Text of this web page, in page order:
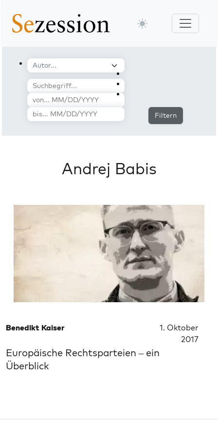
Filtern
Andrej Babis
Benedikt Kaiser
1. Oktober
2017
Europäische Rechtsparteien – ein
Überblick